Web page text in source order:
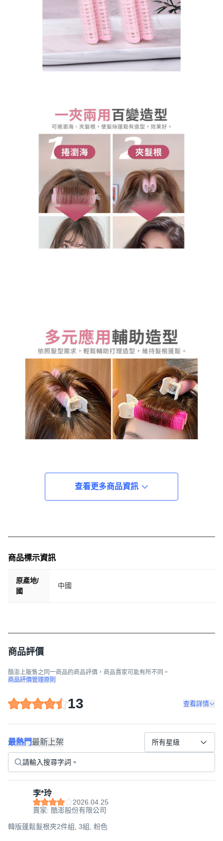
查看更多商品資訊
商品標示資訊
原產地/
國
中國
商品評價
酷澎上販售之同一商品的商品評價，商品賣家可能有所不同。
商品評價管理原則
13 查看詳情
最熱門最新上架 所有星級
李*玲
2026.04.25
賣家: 酷澎股份有限公司
韓版蓬鬆髮根夾2件組, 3組, 粉色